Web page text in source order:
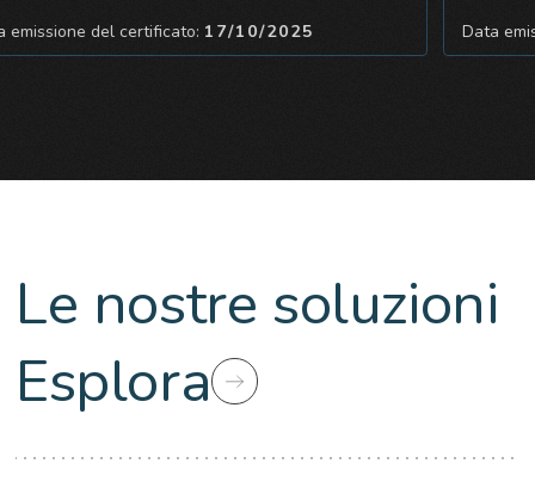
del certificato:17/10/2025 Data
Le nostre soluzioni
Esplora